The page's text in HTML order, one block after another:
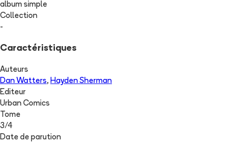
album simple
Collection
-
Caractéristiques
Auteurs
Dan Watters, Hayden Sherman
Editeur
Urban Comics
Tome
3/4
Date de parution